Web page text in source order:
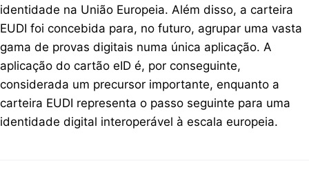
identidade na União Europeia. Além disso, a carteira
EUDI foi concebida para, no futuro, agrupar uma vasta
gama de provas digitais numa única aplicação. A
aplicação do cartão eID é, por conseguinte,
considerada um precursor importante, enquanto a
carteira EUDI representa o passo seguinte para uma
identidade digital interoperável à escala europeia.